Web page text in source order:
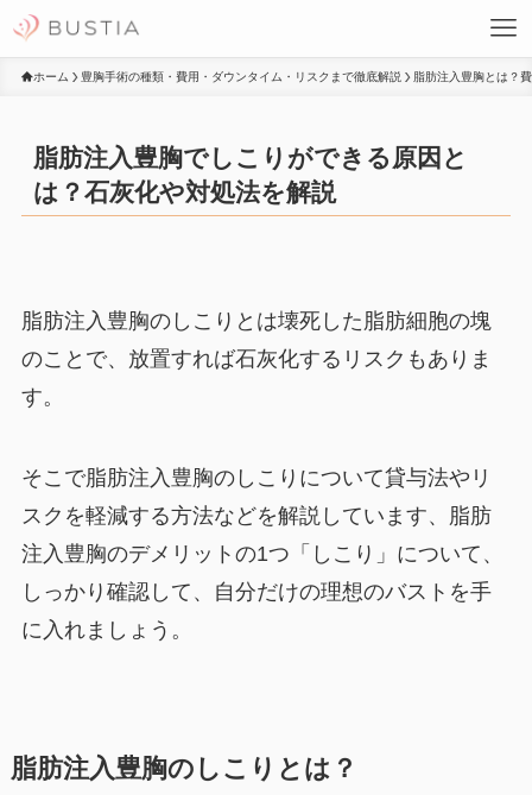
ホーム 豊胸手術の種類・費用・ダウンタイム・リスクまで徹底解説 脂肪注入豊胸とは？
脂肪注入豊胸でしこりができる原因と
は？石灰化や対処法を解説
脂肪注入豊胸のしこりとは壊死した脂肪細胞の塊
のことで、放置すれば石灰化するリスクもありま
す。
そこで脂肪注入豊胸のしこりについて貸与法やリ
スクを軽減する方法などを解説しています、脂肪
注入豊胸のデメリットの1つ「しこり」について、
しっかり確認して、自分だけの理想のバストを手
に入れましょう。
脂肪注入豊胸のしこりとは？